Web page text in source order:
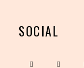
SOCIAL